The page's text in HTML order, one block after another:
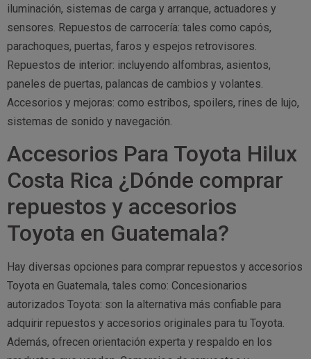
iluminación, sistemas de carga y arranque, actuadores y
sensores. Repuestos de carrocería: tales como capós,
parachoques, puertas, faros y espejos retrovisores.
Repuestos de interior: incluyendo alfombras, asientos,
paneles de puertas, palancas de cambios y volantes.
Accesorios y mejoras: como estribos, spoilers, rines de lujo,
sistemas de sonido y navegación.
Accesorios Para Toyota Hilux
Costa Rica ¿Dónde comprar
repuestos y accesorios
Toyota en Guatemala?
Hay diversas opciones para comprar repuestos y accesorios
Toyota en Guatemala, tales como: Concesionarios
autorizados Toyota: son la alternativa más confiable para
adquirir repuestos y accesorios originales para tu Toyota.
Además, ofrecen orientación experta y respaldo en los